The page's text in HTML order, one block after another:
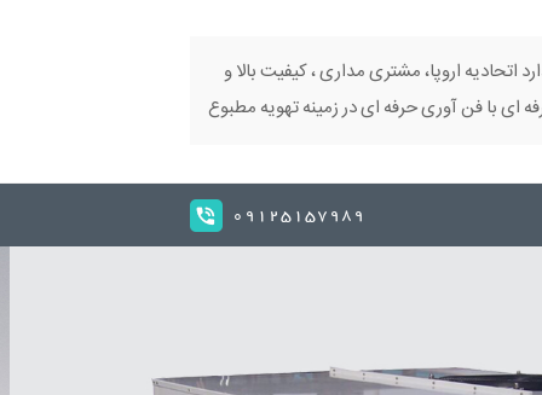
اتحادیه اروپا، مشتری مداری ، کیفیت بالا و
ای با فن آوری حرفه ای در زمینه تهویه مطبوع
09125157989